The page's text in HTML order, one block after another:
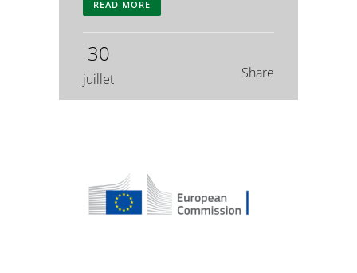
READ MORE
30
juillet Share